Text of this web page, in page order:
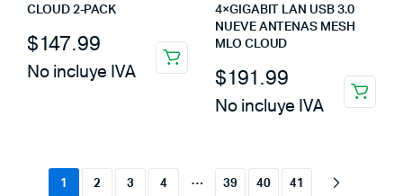
CLOUD 2-PACK
$147.99
No incluye IVA
4×GIGABIT LAN USB 3.0
NUEVE ANTENAS MESH
MLO CLOUD
$191.99
No incluye IVA
1 2 3 4 … 39 40 41